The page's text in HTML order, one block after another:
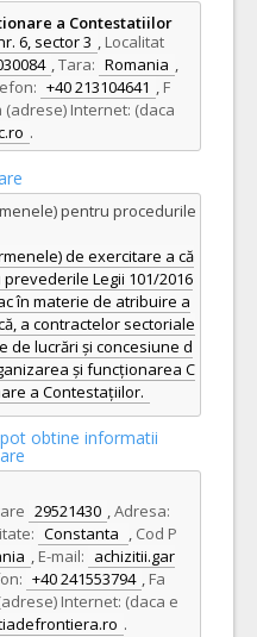
a Contestatiilor
6, sector 3 , Localitat
,Tara: Romania ,
+40 213104641 , F
(adrese) Internet: (daca
.
pentru procedurile
de exercitare a că
Legii 101/2016
în materie de atribuire a
a contractelor sectoriale
de lucrări și concesiune d
și funcționarea C
a Contestațiilor.
pot obtine informatii
29521430 ,Adresa:
Constanta , Cod P
, E-mail: achizitii.gar
+40 241553794 , Fa
Internet: (daca e
.